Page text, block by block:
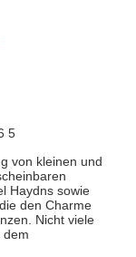
5
von kleinen und
Haydns sowie
den Charme
Nicht viele
dem